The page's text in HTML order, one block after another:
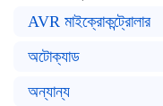
AVR মাইক্রোকন্ট্রোলার
অটোক্যাড
অন্যান্য